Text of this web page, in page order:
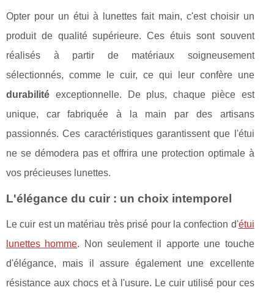
Opter pour un étui à lunettes fait main, c'est choisir un
produit de qualité supérieure. Ces étuis sont souvent
réalisés à partir de matériaux soigneusement
sélectionnés, comme le cuir, ce qui leur confère une
durabilité exceptionnelle. De plus, chaque pièce est
unique, car fabriquée à la main par des artisans
passionnés. Ces caractéristiques garantissent que l'étui
ne se démodera pas et offrira une protection optimale à
vos précieuses lunettes.
L'élégance du cuir : un choix intemporel
Le cuir est un matériau très prisé pour la confection d'étui
lunettes homme. Non seulement il apporte une touche
d'élégance, mais il assure également une excellente
résistance aux chocs et à l'usure. Le cuir utilisé pour ces